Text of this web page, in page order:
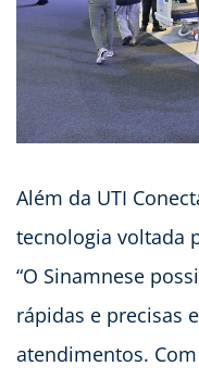
Além da UTI
tecnologia voltada
“O Sinamnese
rápidas e precisas
atendimentos.